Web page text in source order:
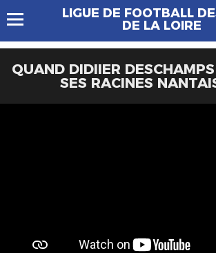
LIGUE DE FOOTBALL
DE LA LOIRE
QUAND DIDIIER
SES RACINES